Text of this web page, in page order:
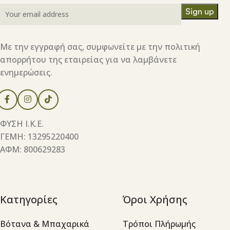
Με την εγγραφή σας, συμφωνείτε με την πολιτική
απορρήτου της εταιρείας για να λαμβάνετε
ενημερώσεις.
ΦΥΣΗ Ι.Κ.Ε.
ΓΕΜΗ: 13295220400
ΑΦΜ: 800629283
Κατηγορίες
Βότανα & Μπαχαρικά
Όροι Χρήσης
Τρόποι Πλήρωμής